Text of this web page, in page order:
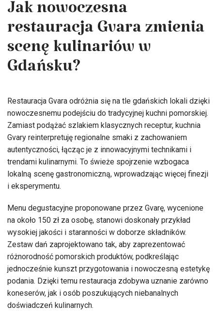
Jak nowoczesna
restauracja Gvara zmienia
scenę kulinariów w
Gdańsku?
Restauracja Gvara odróżnia się na tle gdańskich lokali dzięki
nowoczesnemu podejściu do tradycyjnej kuchni pomorskiej.
Zamiast podążać szlakiem klasycznych receptur, kuchnia
Gvary reinterpretuję regionalne smaki z zachowaniem
autentyczności, łącząc je z innowacyjnymi technikami i
trendami kulinarnymi. To świeże spojrzenie wzbogaca
lokalną scenę gastronomiczną, wprowadzając więcej finezji
i eksperymentu.
Menu degustacyjne proponowane przez Gvarę, wycenione
na około 150 zł za osobę, stanowi doskonały przykład
wysokiej jakości i staranności w doborze składników.
Zestaw dań zaprojektowano tak, aby zaprezentować
różnorodność pomorskich produktów, podkreślając
jednocześnie kunszt przygotowania i nowoczesną estetykę
podania. Dzięki temu restauracja zdobywa uznanie zarówno
koneserów, jak i osób poszukujących niebanalnych
doświadczeń kulinarnych.